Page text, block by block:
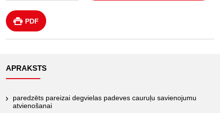
PDF
APRAKSTS
paredzēts pareizai degvielas padeves cauruļu savienojumu
atvienošanai